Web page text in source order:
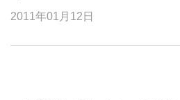
2011年01月12日